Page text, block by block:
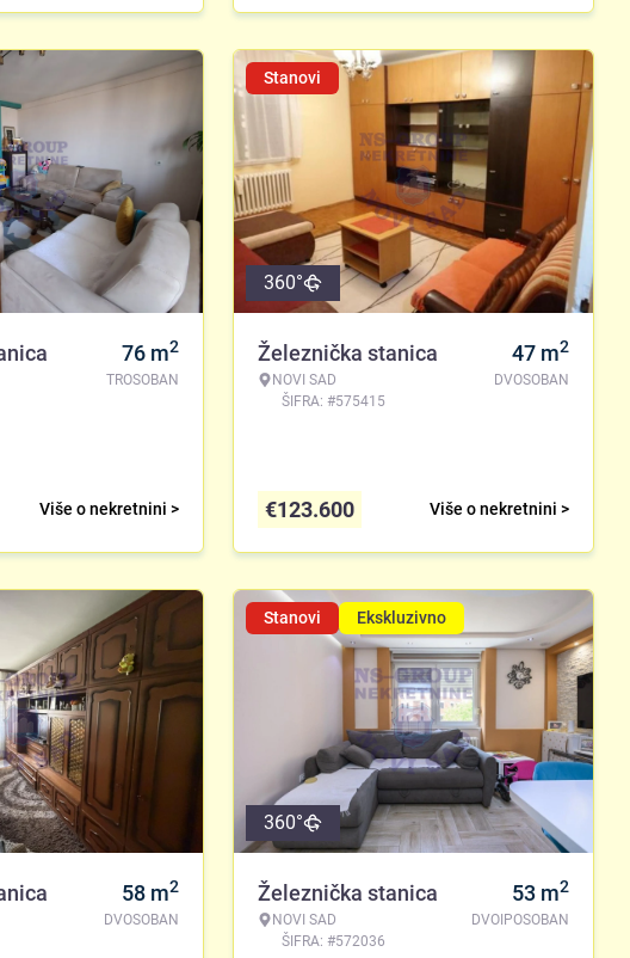
76 m2
TROSOBAN
Više o nekretnini >
Stanovi
360°
Železnička stanica
NOVI SAD
ŠIFRA: #575415
47 m2
DVOSOBAN
Više o nekretnini >
€123.600
58 m2
DVOSOBAN
Stanovi Ekskluzivno
360°
Železnička stanica
NOVI SAD
ŠIFRA: #572036
53 m2
DVOIPOSOBAN